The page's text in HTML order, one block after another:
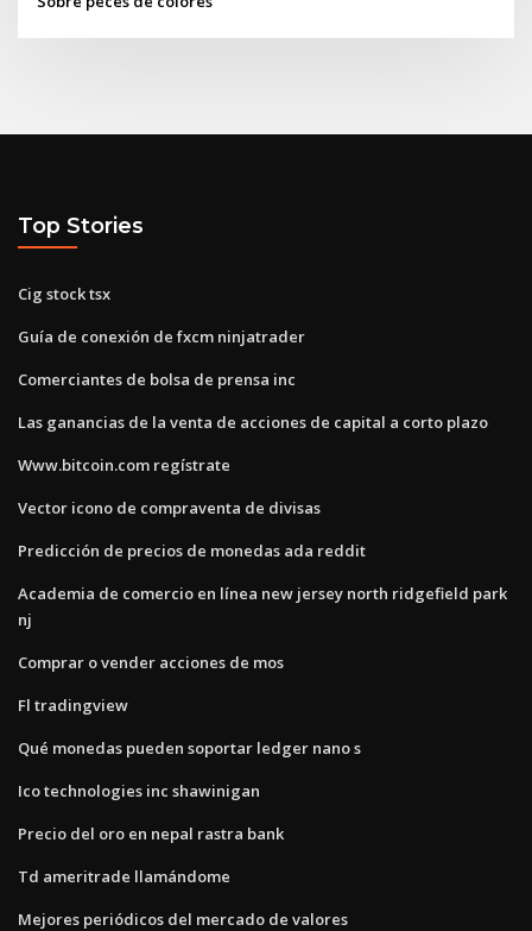
Top Stories
Cig stock tsx
Guía de conexión de fxcm ninjatrader
Comerciantes de bolsa de prensa inc
Las ganancias de la venta de acciones de capital a corto plazo
Www.bitcoin.com regístrate
Vector icono de compraventa de divisas
Predicción de precios de monedas ada reddit
Academia de comercio en línea new jersey north ridgefield park
nj
Comprar o vender acciones de mos
Fl tradingview
Qué monedas pueden soportar ledger nano s
Ico technologies inc shawinigan
Precio del oro en nepal rastra bank
Td ameritrade llamándome
Mejores periódicos del mercado de valores